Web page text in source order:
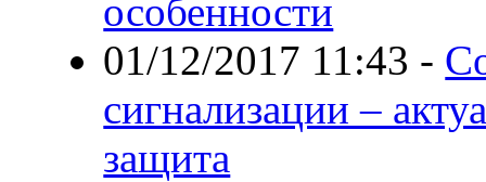
особенности
01/12/2017 11:43 -
сигнализации –
защита